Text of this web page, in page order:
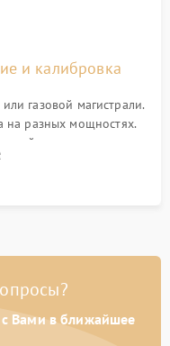
и калибровка
газовой магистрали.
на разных мощностях.
таймера, индикаторов
от перегрева.
с Вами в ближайшее